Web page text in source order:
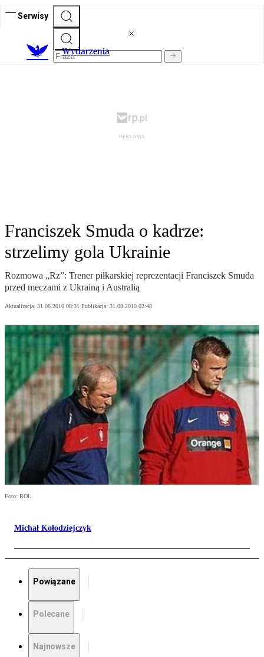
Serwisy
Wydarzenia
Franciszek Smuda o kadrze:
strzelimy gola Ukrainie
Rozmowa „Rz”: Trener piłkarskiej reprezentacji Franciszek Smuda
przed meczami z Ukrainą i Australią
Aktualizacja: 31.08.2010 08:31 Publikacja: 31.08.2010 02:48
Foto: ROL
Michał Kołodziejczyk
Powiązane
Polecane
Najnowsze